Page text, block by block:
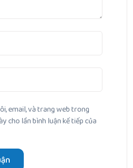
email, và trang web trong
cho lần bình luận kế tiếp của